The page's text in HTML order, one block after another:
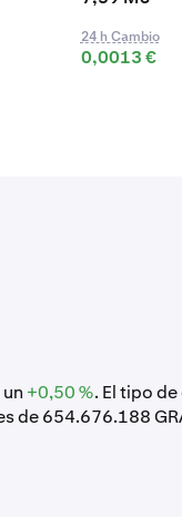
24 h Cambio
0,0013 €
+0,50 %. El tipo
de 654.676.188